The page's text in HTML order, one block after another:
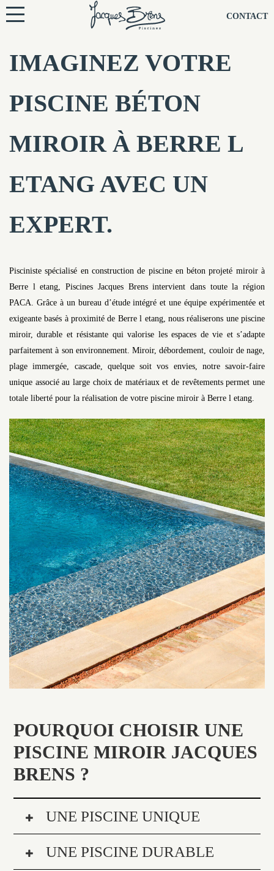
CONTACT
IMAGINEZ VOTRE
PISCINE BÉTON
MIROIR À BERRE L
ETANG AVEC UN
EXPERT.
Pisciniste spécialisé en construction de piscine en béton projeté miroir à
Berre l etang, Piscines Jacques Brens intervient dans toute la région
PACA. Grâce à un bureau d’étude intégré et une équipe expérimentée et
exigeante basés à proximité de Berre l etang, nous réaliserons une piscine
miroir, durable et résistante qui valorise les espaces de vie et s’adapte
parfaitement à son environnement. Miroir, débordement, couloir de nage,
plage immergée, cascade, quelque soit vos envies, notre savoir-faire
unique associé au large choix de matériaux et de revêtements permet une
totale liberté pour la réalisation de votre piscine miroir à Berre l etang.
POURQUOI CHOISIR UNE
PISCINE MIROIR JACQUES
BRENS ?
UNE PISCINE UNIQUE
UNE PISCINE DURABLE
NOS PISCINES
NOTRE TECHNIQUE
NOS CONSEILS
NOS AGENCES
CONTACTEZ-NOUS